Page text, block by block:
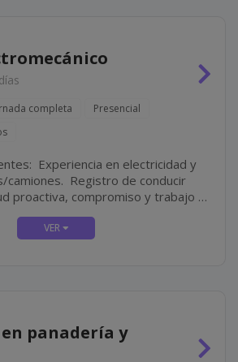
completa
Presencial
y
de conducir
equipo. Disponibilidad full-time.
panadería y